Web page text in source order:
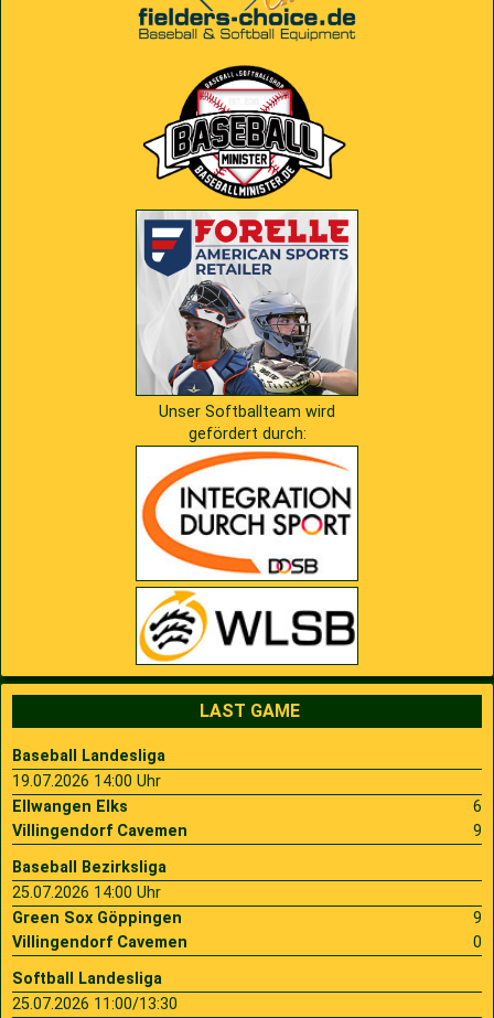
Unser Softballteam wird
gefördert durch:
LAST GAME
Baseball Landesliga
19.07.2026 14:00 Uhr
Ellwangen Elks
6
Villingendorf Cavemen
9
Baseball Bezirksliga
25.07.2026 14:00 Uhr
Green Sox Göppingen
9
Villingendorf Cavemen
0
Softball Landesliga
25.07.2026 11:00/13:30